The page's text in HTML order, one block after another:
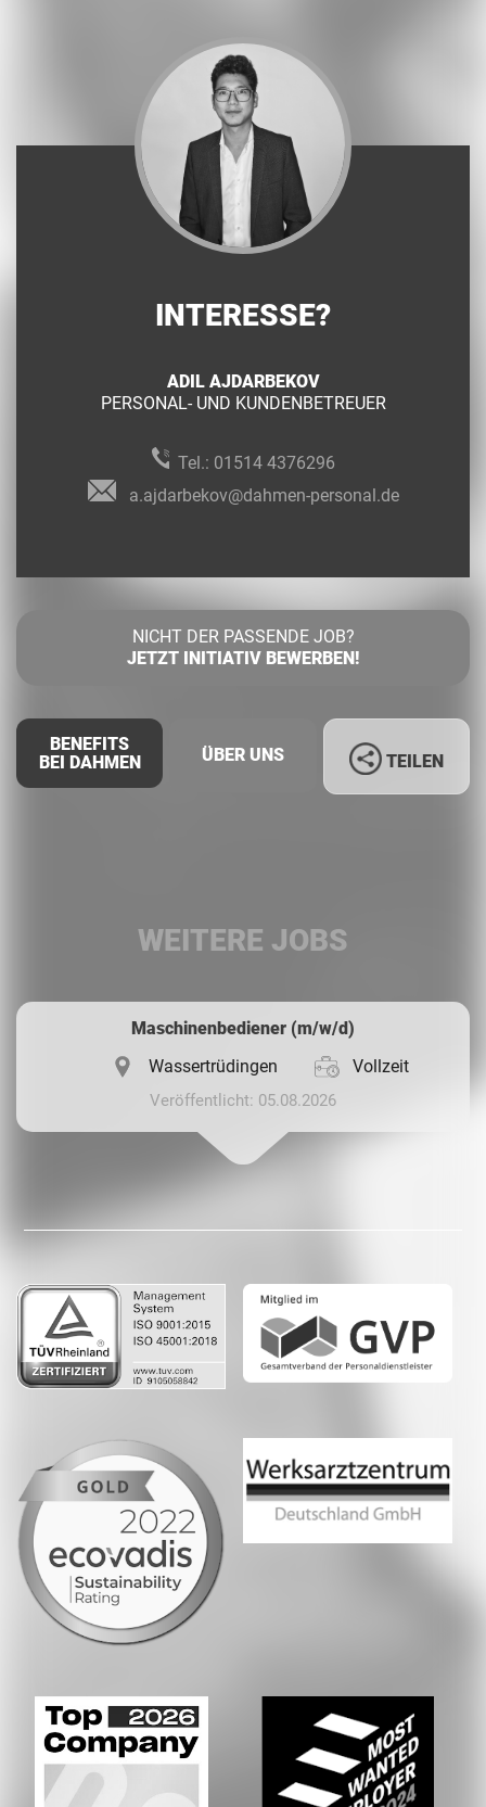
INTERESSE?
ADIL AJDARBEKOV
PERSONAL- UND KUNDENBETREUER
Tel.: 01514 4376296
a.ajdarbekov@dahmen-personal.de
NICHT DER PASSENDE JOB?
JETZT INITIATIV BEWERBEN!
BENEFITS
BEI DAHMEN
ÜBER UNS TEILEN
WEITERE JOBS
Maschinenbediener (m/w/d)
Wassertrüdingen
Vollzeit
Veröffentlicht: 05.08.2026